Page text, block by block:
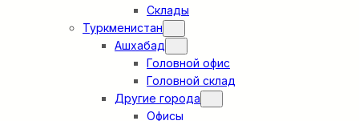
Склады
Туркменистан
Ашхабад
Головной офис
Головной склад
Другие города
Офисы